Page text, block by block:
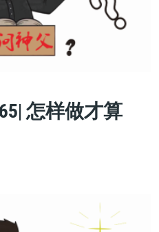
怎样做才算